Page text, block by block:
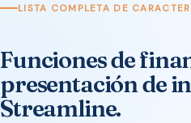
LISTA COMPLETA DE
Funciones de
presentación de
Streamline.